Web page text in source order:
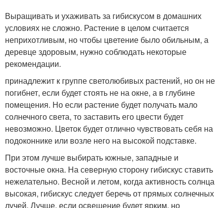
Выращивать и ухаживать за гибискусом в домашних
условиях не сложно. Растение в целом считается
неприхотливым, но чтобы цветение было обильным, а
деревце здоровым, нужно соблюдать некоторые
рекомендации.
принадлежит к группе светолюбивых растений, но он не
погибнет, если будет стоять не на окне, а в глубине
помещения. Но если растение будет получать мало
солнечного света, то заставить его цвести будет
невозможно. Цветок будет отлично чувствовать себя на
подоконнике или возле него на высокой подставке.
При этом лучше выбирать южные, западные и
восточные окна. На северную сторону гибискус ставить
нежелательно. Весной и летом, когда активность солнца
высокая, гибискус следует беречь от прямых солнечных
лучей. Лучше, если освещение будет ярким, но